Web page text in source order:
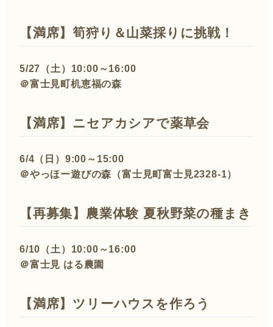
【満席】筍狩り＆山菜採りに挑戦！
5/27（土）10:00～16:00
＠富士見町机恵福の森
【満席】 ニセアカシアで薬草会
6/4（日）9:00～15:00
＠やっほー遊びの森（富士見町富士見2328-1）
【再募集】 農業体験 夏秋野菜の種まき
6/10（土）10:00～16:00
＠富士見 はる農園
【満席】 ツリーハウスを作ろう